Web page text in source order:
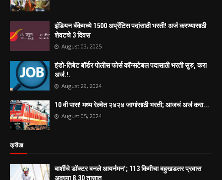
इंडियन बँकेमध्ये 1500 अप्रेंटिस पदांसाठी भरती! अर्ज करण्यासाठी
शेवटचे 3 दिवस
August 03, 2025
इंडो-तिबेट बॉर्डर पोलीस फोर्स कॉन्सटेबल पदासाठी भरती सुरु, करा
अर्ज.!.
August 29, 2024
10 वी पास! मध्य रेल्वेत २४२४ जागांसाठी भरती; आजचं अर्ज करा...
August 05, 2024
क्रीडा
बार्शीचे डॉक्टर बनले आयर्नमन’; 113 किमीचा बहुखडतर प्रवास
अवघ्या 8.30 तासात